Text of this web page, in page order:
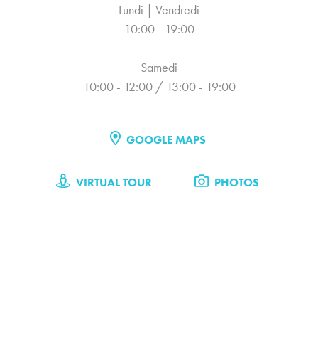
Lundi | Vendredi
10:00 - 19:00
Samedi
10:00 - 12:00 / 13:00 - 19:00
GOOGLE MAPS
VIRTUAL TOUR PHOTOS